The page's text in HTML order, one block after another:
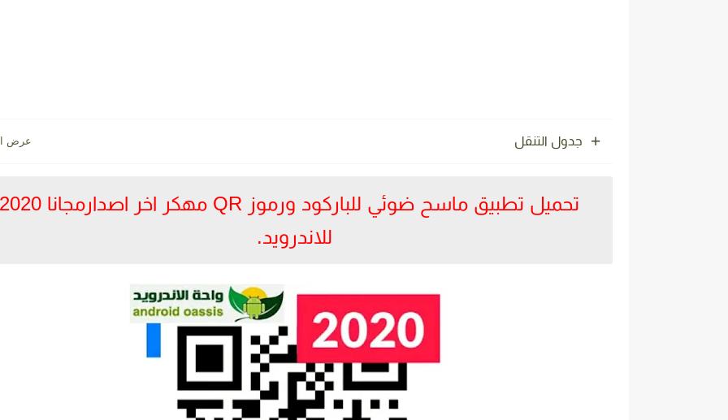
جدول التنقل
تحميل تطبيق ماسح ضوئي للباركود ورموز QR مهكر اخر اصدارمجانا 2020
للاندرويد.